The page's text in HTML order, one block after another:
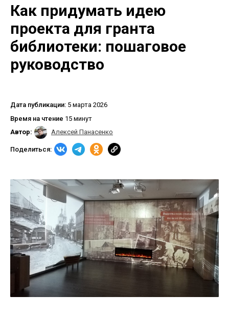
Как придумать идею
проекта для гранта
библиотеки: пошаговое
руководство
Поделиться:
Время на чтение 15 минут
Дата публикации: 5 марта 2026
Автор: Алексей Панасенко